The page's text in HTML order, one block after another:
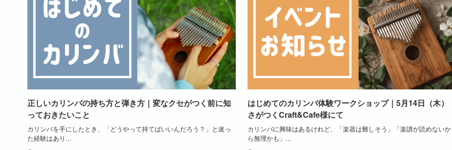
正しいカリンバの持ち方と弾き方｜変なクセがつく前に知
っておきたいこと
カリンバを手にしたとき、「どうやって持てばいいんだろう？」と迷っ
た経験はあり...
はじめてのカリンバ体験ワークショップ｜5月14日（木）
さがつくCraft&Cafe様にて
カリンバに興味はあるけれど、「楽器は難しそう」「楽譜が読めないか
ら無理かも」...